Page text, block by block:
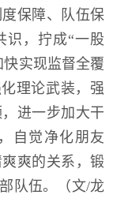
保障、队伍保
识，拧成“一股
实现监督全覆
理论武装，强
进一步加大干
自觉净化朋友
爽的关系，锻
队伍。（文/龙